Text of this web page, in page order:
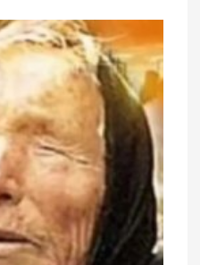
dan iki postsovet
– Gözlənilən olmadı